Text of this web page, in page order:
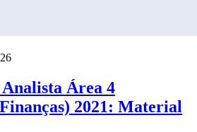
Área 4
2021: Material